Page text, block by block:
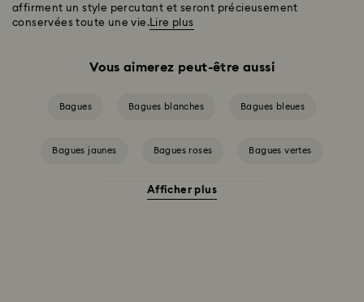
affirment un style percutant et seront précieusement
conservées toute une vie.Lire plus
Vous aimerez peut-être aussi
Bagues Bagues blanches Bagues bleues
Bagues jaunes Bagues roses Bagues vertes
Bagues avec placage de ton argent
Afficher plus